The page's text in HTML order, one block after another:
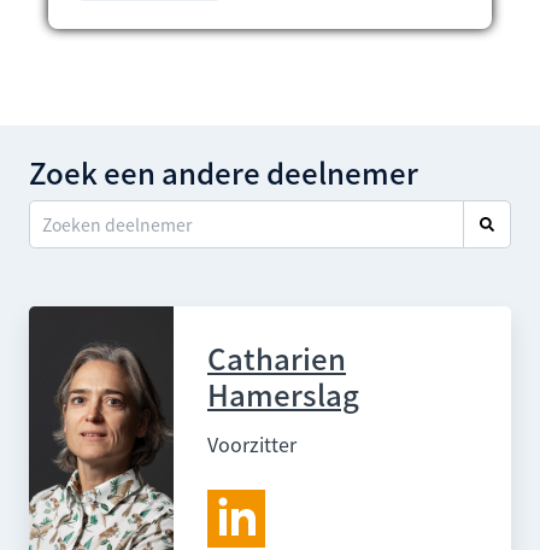
Zoek een andere deelnemer
Catharien
Hamerslag
Voorzitter